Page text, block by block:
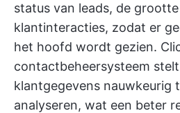
status van leads, de
klantinteracties, zodat er
het hoofd wordt gezien.
contactbeheersysteem
klantgegevens nauwkeurig
analyseren, wat een beter